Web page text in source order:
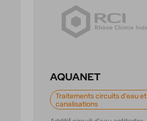
AQUANET
Traitements circuits d'eau et
canalisations